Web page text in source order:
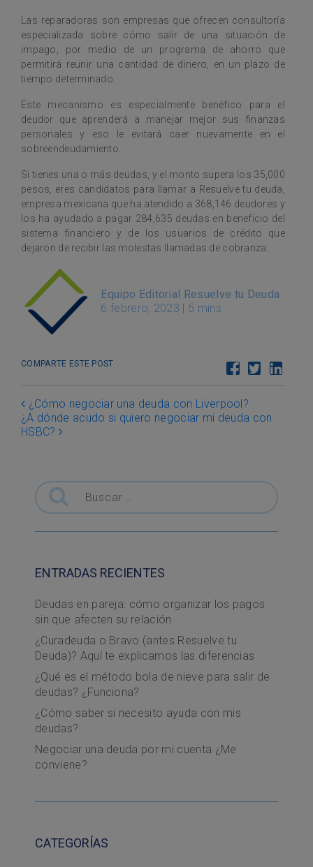
Las reparadoras son empresas que ofrecen consultoría
especializada sobre cómo salir de una situación de
impago, por medio de un programa de ahorro que
permitirá reunir una cantidad de dinero, en un plazo de
tiempo determinado.
Este mecanismo es especialmente benéfico para el
deudor que aprenderá a manejar mejor sus finanzas
personales y eso le evitará caer nuevamente en el
sobreendeudamiento.
Si tienes una o más deudas, y el monto supera los 35,000
pesos, eres candidatos para llamar a Resuelve tu deuda,
empresa mexicana que ha atendido a 368,146 deudores y
los ha ayudado a pagar 284,635 deudas en beneficio del
sistema financiero y de los usuarios de crédito que
dejaron de recibir las molestas llamadas de cobranza.
Equipo Editorial Resuelve tu Deuda
6 febrero, 2023
5 mins
COMPARTE ESTE POST
Post navigation
¿Cómo negociar una deuda con Liverpool?
¿A dónde acudo si quiero negociar mi deuda con
HSBC?
Buscar
ENTRADAS RECIENTES
Deudas en pareja: cómo organizar los pagos
sin que afecten su relación
¿Curadeuda o Bravo (antes Resuelve tu
Deuda)? Aquí te explicamos las diferencias
¿Qué es el método bola de nieve para salir de
deudas? ¿Funciona?
¿Cómo saber si necesito ayuda con mis
deudas?
Negociar una deuda por mi cuenta ¿Me
conviene?
CATEGORÍAS